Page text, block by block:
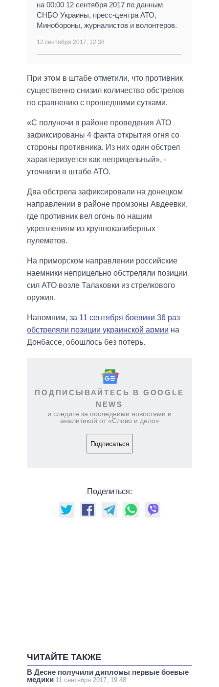
на 00:00 12 сентября 2017 по данным
СНБО Украины, пресс-центра АТО,
Минобороны, журналистов и волонтеров.
12 сентября 2017, 12:38
При этом в штабе отметили, что противник
существенно снизил количество обстрелов
по сравнению с прошедшими сутками.
«С полуночи в районе проведения АТО
зафиксированы 4 факта открытия огня со
стороны противника. Из них один обстрел
характеризуется как неприцельный», -
уточнили в штабе АТО.
Два обстрела зафиксировали на донецком
направлении в районе промзоны Авдеевки,
где противник вел огонь по нашим
укреплениям из крупнокалиберных
пулеметов.
На приморском направлении российские
наемники неприцельно обстреляли позиции
сил АТО возле Талаковки из стрелкового
оружия.
Напомним, за 11 сентября боевики 36 раз
обстреляли позиции украинской армии на
Донбассе, обошлось без потерь.
ПОДПИСЫВАЙТЕСЬ В GOOGLE
NEWS
и следите за последними новостями и
аналитикой от «Слово и дело»
Подписаться
Поделиться:
ЧИТАЙТЕ ТАКЖЕ
В Десне получили дипломы первые боевые
медики 11 сентября 2017, 19:48